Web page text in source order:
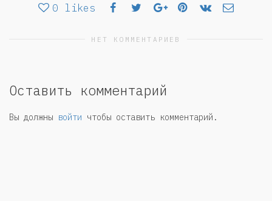
0 likes
НЕТ КОММЕНТАРИЕВ
Оставить комментарий
Вы должны войти чтобы оставить комментарий.